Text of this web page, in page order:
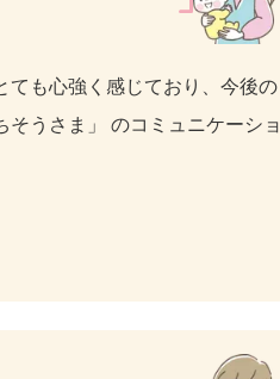
ても心強く感じており、今後の
うさま」 のコミュニケーショ